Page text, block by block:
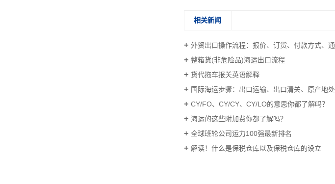
相关新闻
外贸出口操作流程：报价、订货、付款方式、通关、装船、保险、提单、结汇
整箱货(非危险品)海运出口流程
货代拖车报关英语解释
国际海运步骤：出口运输、出口清关、原产地处理、海运、进口清关...
CY/FO、CY/CY、CY/LO的意思你都了解吗？
海运的这些附加费你都了解吗？
全球班轮公司运力100强最新排名
解读！什么是保税仓库以及保税仓库的设立